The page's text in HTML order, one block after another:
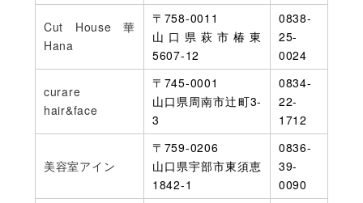
Cut House 華
Hana
〒758-0011
山口県萩市椿東
5607-12
0838-
25-
0024
curare
hair&face
〒745-0001
山口県周南市辻町3-
3
0834-
22-
1712
美容室アイン
〒759-0206
山口県宇部市東須恵
1842-1
0836-
39-
0090